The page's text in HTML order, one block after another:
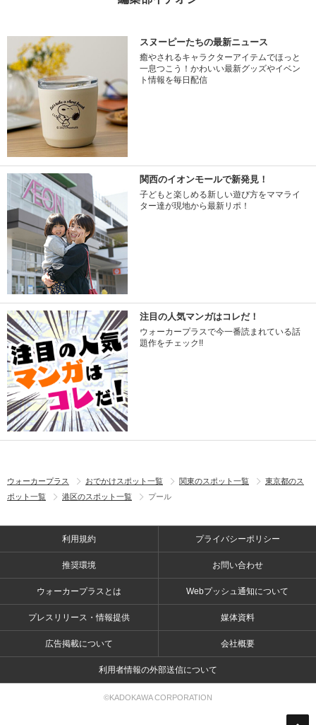
スヌーピーたちの最新ニュース
癒やされるキャラクターアイテムでほっと
一息つこう！かわいい最新グッズやイベン
ト情報を毎日配信
関西のイオンモールで新発見！
子どもと楽しめる新しい遊び方をママライ
ター達が現地から最新リポ！
注目の人気マンガはコレだ！
ウォーカープラスで今一番読まれている話
題作をチェック!!
ウォーカープラス おでかけスポット一覧 関東のスポット一覧
東京都のス
ポット一覧
港区のスポット一覧 プール
利用規約 プライバシーポリシー
推奨環境 お問い合わせ
ウォーカープラスとは Webプッシュ通知について
プレスリリース・情報提供 媒体資料
広告掲載について 会社概要
利用者情報の外部送信について
©KADOKAWA CORPORATION